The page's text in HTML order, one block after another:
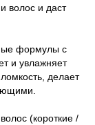
волос и даст
формулы с
и увлажняет
делает
(короткие /